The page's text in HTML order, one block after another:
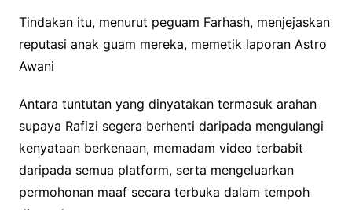
Tindakan itu, menurut peguam Farhash, menjejaskan
reputasi anak guam mereka, memetik laporan Astro
Awani
Antara tuntutan yang dinyatakan termasuk arahan
supaya Rafizi segera berhenti daripada mengulangi
kenyataan berkenaan, memadam video terbabit
daripada semua platform, serta mengeluarkan
permohonan maaf secara terbuka dalam tempoh